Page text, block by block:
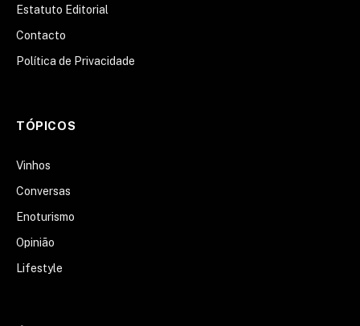
Estatuto Editorial
Contacto
Política de Privacidade
TÓPICOS
Vinhos
Conversas
Enoturismo
Opinião
Lifestyle